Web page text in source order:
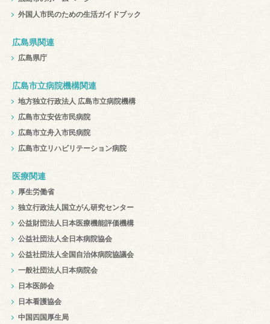
外国人市民のための生活ガイドブック
広島県関連
広島県庁
広島市立病院機構関連
地方独立行政法人 広島市立病院機構
広島市立安佐市民病院
広島市立舟入市民病院
広島市立リハビリテーション病院
医療関連
厚生労働省
独立行政法人国立がん研究センター
公益財団法人日本医療機能評価機構
公益社団法人全日本病院協会
公益社団法人全国自治体病院協議会
一般社団法人日本病院会
日本医師会
日本看護協会
中国四国厚生局